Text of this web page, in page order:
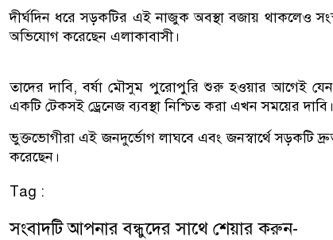
দীর্ঘদিন ধরে সড়কটির এই নাজুক অবস্থা বজায় থাকলেও
অভিযোগ করেছেন এলাকাবাসী।
তাদের দাবি, বর্ষা মৌসুম পুরোপুরি শুরু হওয়ার আগেই
একটি টেকসই ড্রেনেজ ব্যবস্থা নিশ্চিত করা এখন সময়ের দাবি।
ভুক্তভোগীরা এই জনদুর্ভোগ লাঘবে এবং জনস্বার্থে সড়কটি
করেছেন।
Tag :
সংবাদটি আপনার বন্ধুদের সাথে শেয়ার করুন-